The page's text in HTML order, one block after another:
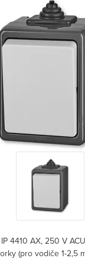
4410 AX, 250 V
(pro vodiče 1-2,5